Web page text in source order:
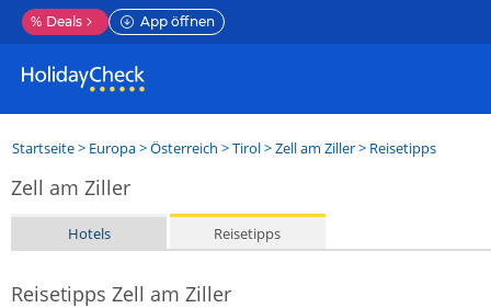
% Deals App öffnen
Startseite> Europa>Österreich >Tirol>Zell am Ziller> Reisetipps
Zell am Ziller
Hotels Reisetipps
Reisetipps Zell am Ziller